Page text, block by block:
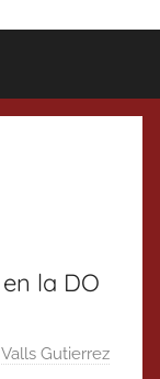
la DO
Gutierrez